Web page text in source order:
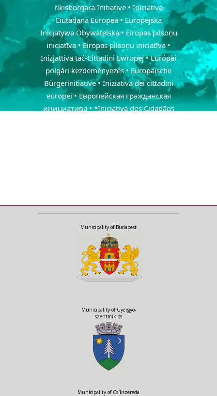
ríkisborgara Initiative • Iniciativa
Ciutadana Europea • Europejska
Inicjatywa Obywatelska • Eiropas pilsoņu
iniciatīva • Eiropas pilsoņu iniciatīva •
Inizjattiva taċ-Ċittadini Ewropej • Európai
polgári kezdeményezés • Europäische
Bürgerinitiative • Iniziativa dei cittadini
europei • Европейская гражданская
инициатива • *Iniciativa dos Cidadãos
Municipality of Budapest
Municipality of Gyergyó-
szentmiklós
Municipality of Csíkszereda